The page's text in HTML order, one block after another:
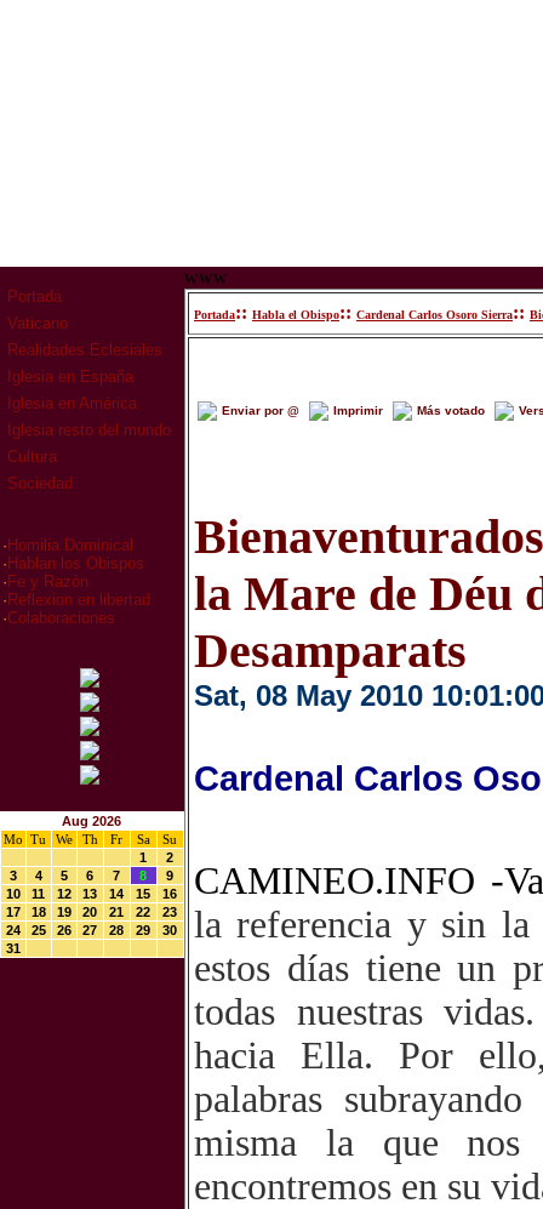
Portada
Vaticano
Realidades Eclesiales
Iglesia en España
Iglesia en América
Iglesia resto del mundo
Cultura
Sociedad
· Homilia Dominical
· Hablan los Obispos
· Fe y Razón
· Reflexion en libertad
·Colaboraciones
Aug 2026
Mo
Tu We Th Fr Sa
Su
1
2
3
4 5 6 7 8
9
10
11 12 13 14 15
16
17
18 19 20 21 22
23
24
25 26 27 28 29
30
31
www
Portada:: Habla el Obispo:: Cardenal Carlos Osoro Sierra::
Enviar por @ Imprimir Más votado
la Mare de Déu
Desamparats
Sat, 08 May 2010
Cardenal Carlos
CAMINEO.INFO -
la referencia y sin
estos días tiene un
todas nuestras
hacia Ella. Por
palabras
misma la que nos
encontremos en su